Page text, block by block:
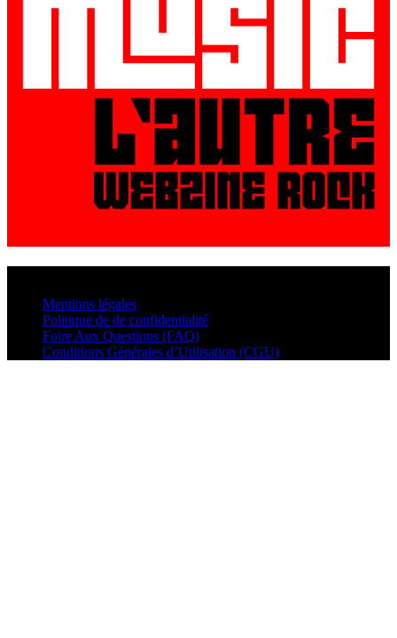
Mentions légales
Politique de de confidentialité
Foire Aux Questions (FAQ)
Conditions Générales d’Utilisation (CGU)